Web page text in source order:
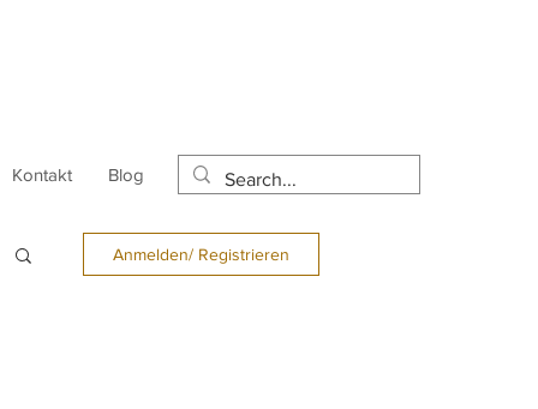
Kontakt Blog
Anmelden/ Registrieren